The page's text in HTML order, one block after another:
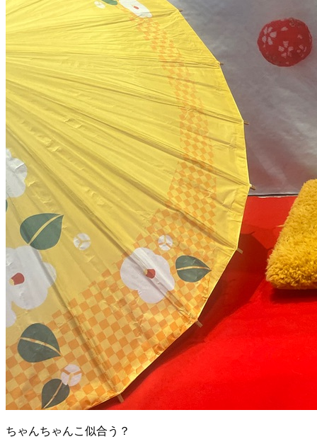
ちゃんちゃんこ似合う？